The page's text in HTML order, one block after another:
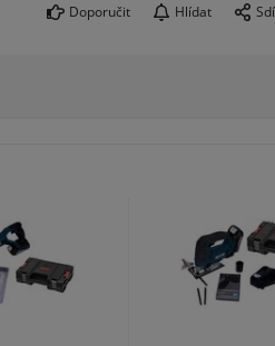
Doporučit Hlídat